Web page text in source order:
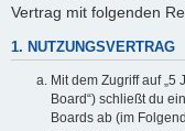
Vertrag mit folgenden
1. NUTZUNGSVERTRAG
Mit dem Zugriff auf „5
Board“) schließt du
Boards ab (im